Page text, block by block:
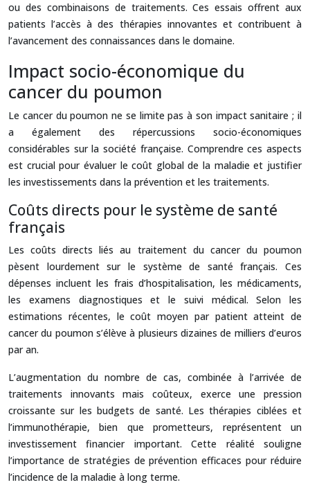
ou des combinaisons de traitements. Ces essais offrent aux
patients l’accès à des thérapies innovantes et contribuent à
l’avancement des connaissances dans le domaine.
Impact socio-économique du
cancer du poumon
Le cancer du poumon ne se limite pas à son impact sanitaire ; il
a également des répercussions socio-économiques
considérables sur la société française. Comprendre ces aspects
est crucial pour évaluer le coût global de la maladie et justifier
les investissements dans la prévention et les traitements.
Coûts directs pour le système de santé
français
Les coûts directs liés au traitement du cancer du poumon
pèsent lourdement sur le système de santé français. Ces
dépenses incluent les frais d’hospitalisation, les médicaments,
les examens diagnostiques et le suivi médical. Selon les
estimations récentes, le coût moyen par patient atteint de
cancer du poumon s’élève à plusieurs dizaines de milliers d’euros
par an.
L’augmentation du nombre de cas, combinée à l’arrivée de
traitements innovants mais coûteux, exerce une pression
croissante sur les budgets de santé. Les thérapies ciblées et
l’immunothérapie, bien que prometteurs, représentent un
investissement financier important. Cette réalité souligne
l’importance de stratégies de prévention efficaces pour réduire
l’incidence de la maladie à long terme.